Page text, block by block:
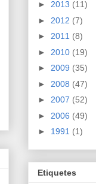
► 2013 (11)
► 2012 (7)
► 2011 (8)
► 2010 (19)
► 2009 (35)
► 2008 (47)
► 2007 (52)
► 2006 (49)
► 1991 (1)
Etiquetes